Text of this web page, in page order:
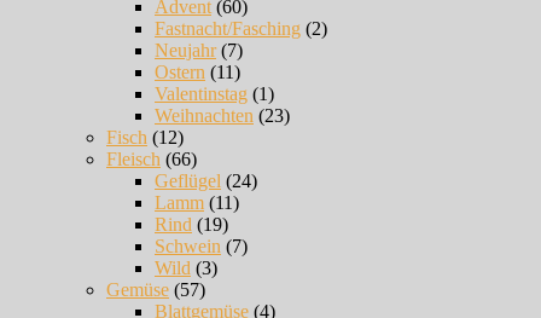
Advent (60)
Fastnacht/Fasching (2)
Neujahr(7)
Ostern (11)
Valentinstag (1)
Weihnachten (23)
Fisch (12)
Fleisch (66)
Geflügel (24)
Lamm (11)
Rind (19)
Schwein (7)
Wild (3)
Gemüse (57)
Blattgemüse (4)